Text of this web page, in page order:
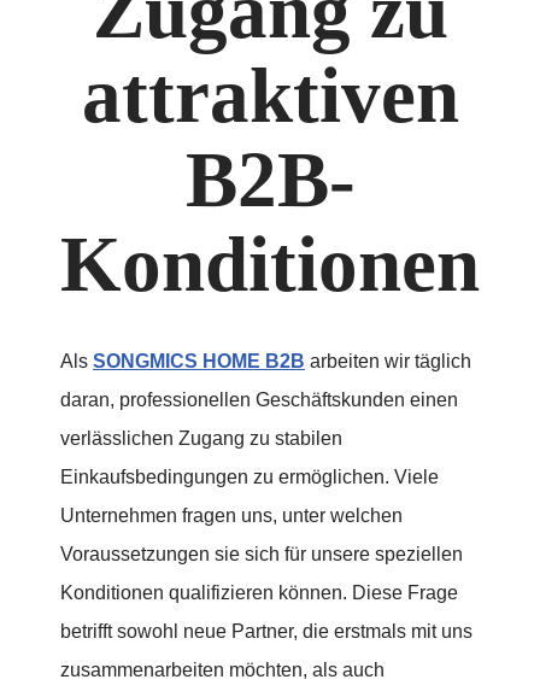
attraktiven
B2B-
Konditionen
Als SONGMICS HOME B2B arbeiten wir täglich
daran, professionellen Geschäftskunden einen
verlässlichen Zugang zu stabilen
Einkaufsbedingungen zu ermöglichen. Viele
Unternehmen fragen uns, unter welchen
Voraussetzungen sie sich für unsere speziellen
Konditionen qualifizieren können. Diese Frage
betrifft sowohl neue Partner, die erstmals mit uns
zusammenarbeiten möchten, als auch